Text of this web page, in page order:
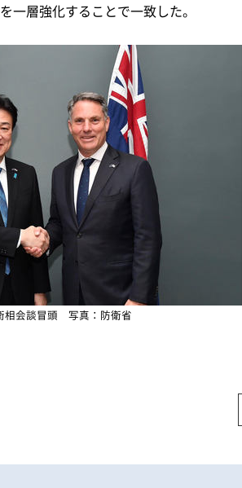
一層強化することで一致した。
相会談冒頭 写真：防衛省